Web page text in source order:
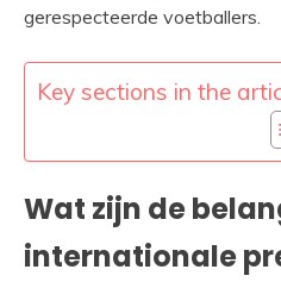
gerespecteerde voetballers.
Key sections in the
Wat zijn de
internationale